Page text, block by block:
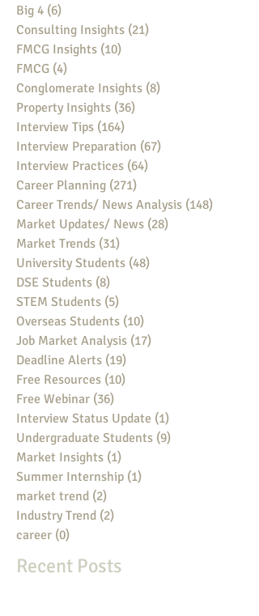
Big 4 (6)
Consulting Insights (21)
FMCG Insights (10)
FMCG (4)
Conglomerate Insights (8)
Property Insights (36)
Interview Tips (164)
Interview Preparation (67)
Interview Practices (64)
Career Planning (271)
Career Trends/ News Analysis (148)
Market Updates/ News (28)
Market Trends (31)
University Students (48)
DSE Students (8)
STEM Students (5)
Overseas Students (10)
Job Market Analysis (17)
Deadline Alerts (19)
Free Resources (10)
Free Webinar (36)
Interview Status Update (1)
Undergraduate Students (9)
Market Insights (1)
Summer Internship (1)
market trend (2)
Industry Trend (2)
career (0)
Recent Posts